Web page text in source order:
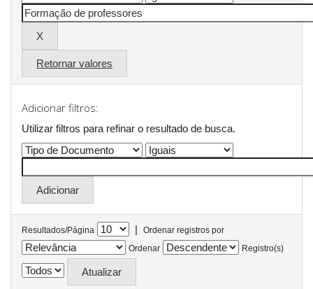
Retornar valores
Adicionar filtros:
Utilizar filtros para refinar o resultado de busca.
Resultados/Página |
Ordenar registros por
Ordenar
Registro(s)